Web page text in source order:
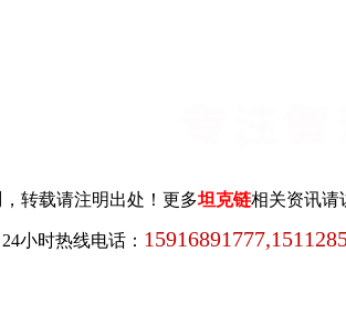
，转载请注明出处！更多坦克链相关资讯请
24小时热线电话：